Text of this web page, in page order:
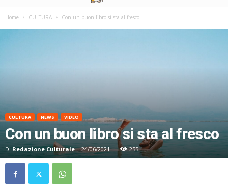
Home CULTURA Con un buon libro si sta al fresco
CULTURA NEWS VIDEO
Con un buon libro si sta al fresco
Di Redazione Culturale- 24/06/2021 255